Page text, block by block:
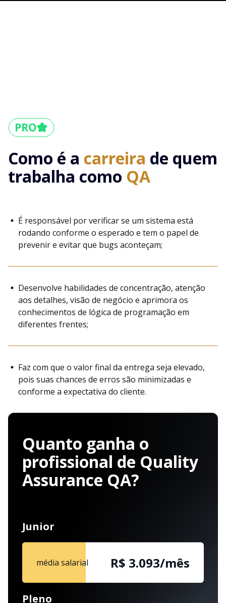
Como é a carreira de quem
trabalha como QA
É responsável por verificar se um sistema está
rodando conforme o esperado e tem o papel de
prevenir e evitar que bugs aconteçam;
Desenvolve habilidades de concentração, atenção
aos detalhes, visão de negócio e aprimora os
conhecimentos de lógica de programação em
diferentes frentes;
Faz com que o valor final da entrega seja elevado,
pois suas chances de erros são minimizadas e
conforme a expectativa do cliente.
Quanto ganha o
profissional de Quality
Assurance QA?
Junior
média salarial R$ 3.093/mês
Pleno